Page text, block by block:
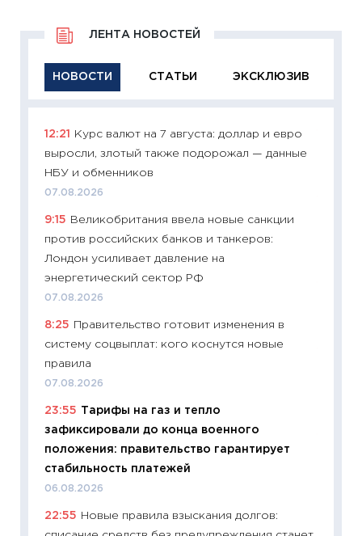
НОВОСТИ СТАТЬИ ЭКСКЛЮЗИВ
ЛЕНТА НОВОСТЕЙ
12:21
Курс валют на 7 августа: доллар и евро
выросли, злотый также подорожал — данные
НБУ и обменников
07.08.2026
9:15
Великобритания ввела новые санкции
против российских банков и танкеров:
Лондон усиливает давление на
энергетический сектор РФ
07.08.2026
8:25
Правительство готовит изменения в
систему соцвыплат: кого коснутся новые
правила
07.08.2026
23:55 Тарифы на газ и тепло
зафиксировали до конца военного
положения: правительство гарантирует
стабильность платежей
06.08.2026
22:55
Новые правила взыскания долгов: